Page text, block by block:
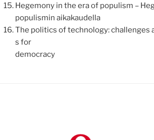
Hegemony in the eraof populism –
populismin aikakaudella
The politics oftechnology:challenges
s for
democracy